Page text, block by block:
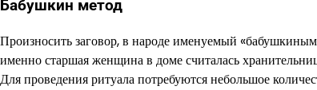
Бабушкин метод
Произносить заговор, в народе именуемый
именно старшая женщина в доме считалась
Для проведения ритуала потребуются небольшое